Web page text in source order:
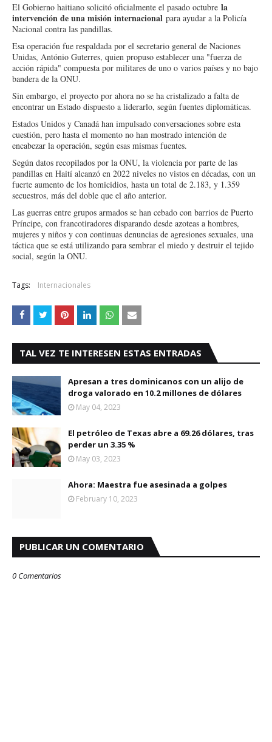
El Gobierno haitiano solicitó oficialmente el pasado octubre la
intervención de una misión internacional para ayudar a la Policía
Nacional contra las pandillas.
Esa operación fue respaldada por el secretario general de Naciones
Unidas, António Guterres, quien propuso establecer una "fuerza de
acción rápida" compuesta por militares de uno o varios países y no bajo
bandera de la ONU.
Sin embargo, el proyecto por ahora no se ha cristalizado a falta de
encontrar un Estado dispuesto a liderarlo, según fuentes diplomáticas.
Estados Unidos y Canadá han impulsado conversaciones sobre esta
cuestión, pero hasta el momento no han mostrado intención de
encabezar la operación, según esas mismas fuentes.
Según datos recopilados por la ONU, la violencia por parte de las
pandillas en Haití alcanzó en 2022 niveles no vistos en décadas, con un
fuerte aumento de los homicidios, hasta un total de 2.183, y 1.359
secuestros, más del doble que el año anterior.
Las guerras entre grupos armados se han cebado con barrios de Puerto
Príncipe, con francotiradores disparando desde azoteas a hombres,
mujeres y niños y con continuas denuncias de agresiones sexuales, una
táctica que se está utilizando para sembrar el miedo y destruir el tejido
social, según la ONU.
Tags: Internacionales
TAL VEZ TE INTERESEN ESTAS ENTRADAS
Apresan a tres dominicanos con un alijo de
droga valorado en 10.2 millones de dólares
May 04, 2023
El petróleo de Texas abre a 69.26 dólares, tras
perder un 3.35 %
May 03, 2023
Ahora: Maestra fue asesinada a golpes
February 10, 2023
PUBLICAR UN COMENTARIO
0 Comentarios